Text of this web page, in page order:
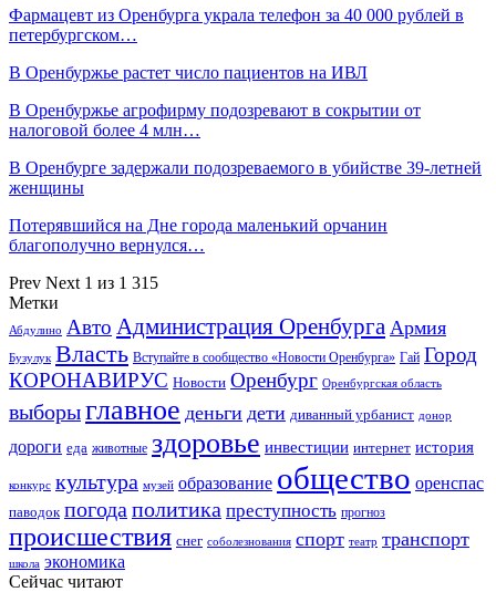
Фармацевт из Оренбурга украла телефон за 40 000 рублей в
петербургском…
В Оренбуржье растет число пациентов на ИВЛ
В Оренбуржье агрофирму подозревают в сокрытии от
налоговой более 4 млн…
В Оренбурге задержали подозреваемого в убийстве 39-летней
женщины
Потерявшийся на Дне города маленький орчанин
благополучно вернулся…
Prev Next 1 из 1 315
Метки
Абдулино Авто Администрация Оренбурга Армия
Бузулук Власть Вступайте в сообщество «Новости Оренбурга» Гай Город
КОРОНАВИРУС Новости Оренбург Оренбургская область
выборыглавное деньги дети диванный урбанист донор
дороги еда животные здоровье инвестиции интернет история
конкурс культура музей образование общество оренспас
паводок погода политика преступность прогноз
происшествия снег соболезнования спорт театр транспорт
школа экономика
Сейчас читают